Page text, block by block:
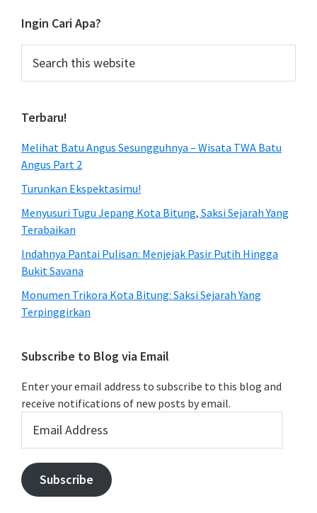
Ingin Cari Apa?
this
Terbaru!
Melihat Batu Angus Sesungguhnya – Wisata TWA Batu
Angus Part 2
Turunkan Ekspektasimu!
Menyusuri Tugu Jepang Kota Bitung, Saksi Sejarah Yang
Terabaikan
Indahnya Pantai Pulisan: Menjejak Pasir Putih Hingga
Bukit Savana
Monumen Trikora Kota Bitung: Saksi Sejarah Yang
Terpinggirkan
Subscribe to Blog via Email
Enter your email address to subscribe to this blog and
receive notifications of new posts by email.
Address
Subscribe